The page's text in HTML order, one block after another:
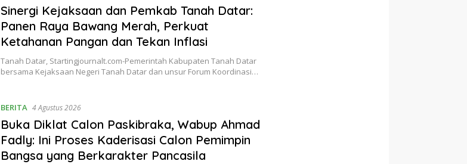
Sinergi Kejaksaan dan Pemkab Tanah Datar:
Panen Raya Bawang Merah, Perkuat
Ketahanan Pangan dan Tekan Inflasi
Tanah Datar, Startingjournalt.com-Pemerintah Kabupaten Tanah Datar
bersama Kejaksaan Negeri Tanah Datar dan unsur Forum Koordinasi…
BERITA 4 Agustus 2026
Buka Diklat Calon Paskibraka, Wabup Ahmad
Fadly: Ini Proses Kaderisasi Calon Pemimpin
Bangsa yang Berkarakter Pancasila